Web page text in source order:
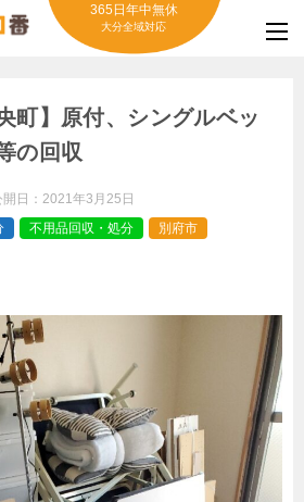
365日年中無休
大分全域対応
町】原付、シングルベッ
の回収
日： 2021年3月25日
不用品回収・処分
別府市